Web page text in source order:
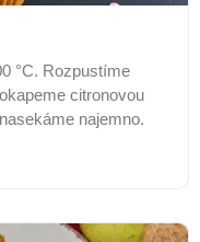
°C. Rozpustíme
citronovou
najemno.